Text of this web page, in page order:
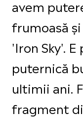
avem
frumoasă
'Iron Sky'.
puternică
ultimii ani.
fragment